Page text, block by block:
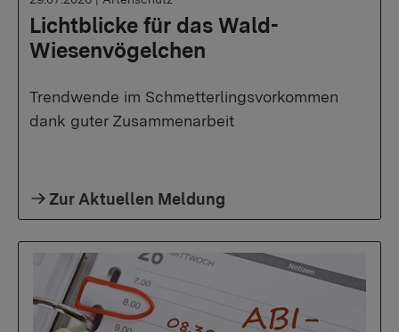
Lichtblicke für das Wald-
Wiesenvögelchen
Trendwende im Schmetterlingsvorkommen
dank guter Zusammenarbeit
Zur Aktuellen Meldung